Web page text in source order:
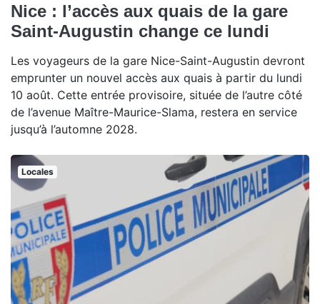
Nice : l’accès aux quais de la gare
Saint-Augustin change ce lundi
Les voyageurs de la gare Nice-Saint-Augustin devront
emprunter un nouvel accès aux quais à partir du lundi
10 août. Cette entrée provisoire, située de l’autre côté
de l’avenue Maître-Maurice-Slama, restera en service
jusqu’à l’automne 2028.
Locales